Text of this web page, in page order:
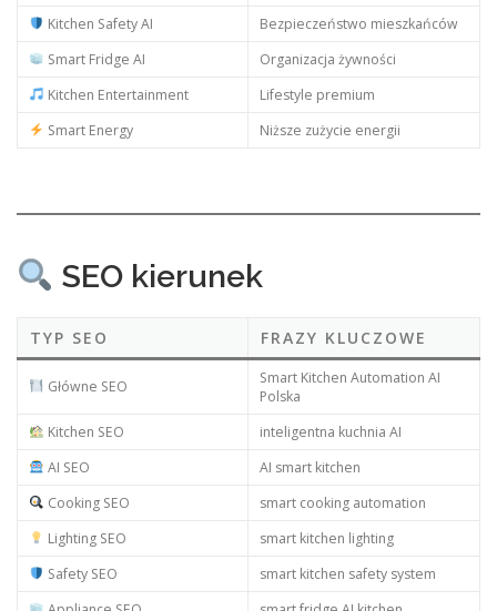
Kitchen Safety AI
Bezpieczeństwo mieszkańców
Smart Fridge AI
Organizacja żywności
Kitchen Entertainment
Lifestyle premium
Smart Energy
Niższe zużycie energii
SEO kierunek
TYP SEO FRAZY KLUCZOWE
Główne SEO
Smart Kitchen Automation AI
Polska
Kitchen SEO
inteligentna kuchnia AI
AI SEO
AI smart kitchen
Cooking SEO
smart cooking automation
Lighting SEO
smart kitchen lighting
Safety SEO
smart kitchen safety system